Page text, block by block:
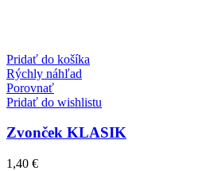
Pridať do košíka
Rýchly náhľad
Porovnať
Pridať do wishlistu
Zvonček KLASIK
1,40 €